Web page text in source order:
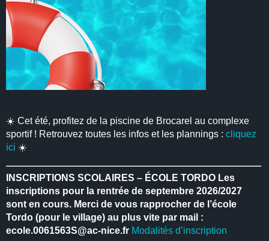
☀️ Cet été, profitez de la piscine de Brocarel au complexe
sportif ! Retrouvez toutes les infos et les plannings :cliquez
ici ☀️
INSCRIPTIONS SCOLAIRES – ÉCOLE TORDO Les
inscriptions pour la rentrée de septembre 2026/2027
sont en cours. Merci de vous rapprocher de l’école
Tordo (pour le village) au plus vite par mail :
ecole.0061563S@ac-nice.fr Modalités d’inscription